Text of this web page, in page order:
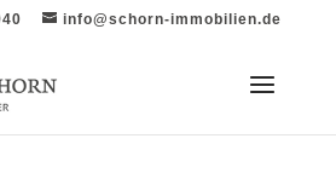
info@schorn-immobilien.de